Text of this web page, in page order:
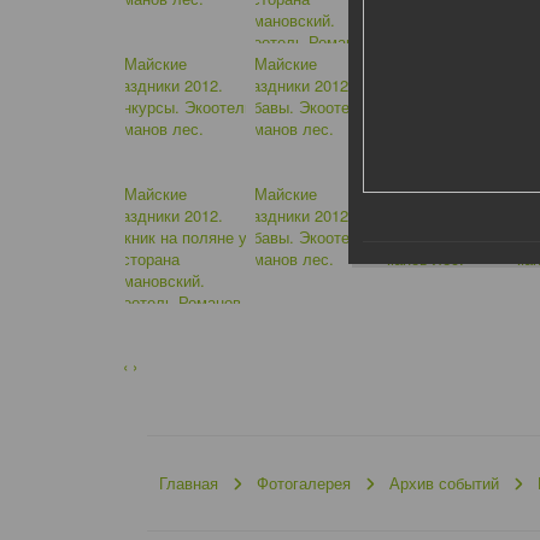
‹ ›
Главная Фотогалерея Архив событий